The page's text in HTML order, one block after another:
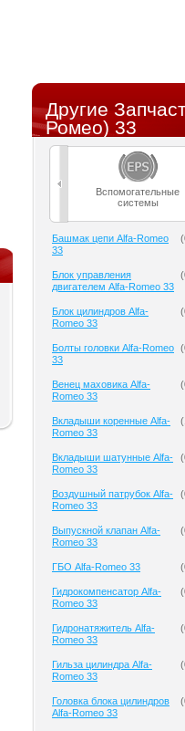
Другие
Ромео) 33
Вспомогательные
системы
Башмак цепи Alfa-Romeo
33
(
Блок управления
двигателем Alfa-Romeo 33
(
Блок цилиндров Alfa-
Romeo 33
(
Болты головки Alfa-Romeo
33
(
Венец маховика Alfa-
Romeo 33
(
Вкладыши коренные Alfa-
Romeo 33
(
Вкладыши шатунные Alfa-
Romeo 33
(
Воздушный патрубок Alfa-
Romeo 33
(
Выпускной клапан Alfa-
Romeo 33
(
ГБО Alfa-Romeo 33 (
Гидрокомпенсатор Alfa-
Romeo 33
(
Гидронатяжитель Alfa-
Romeo 33
(
Гильза цилиндра Alfa-
Romeo 33
(
Головка блока цилиндров
Alfa-Romeo 33
(